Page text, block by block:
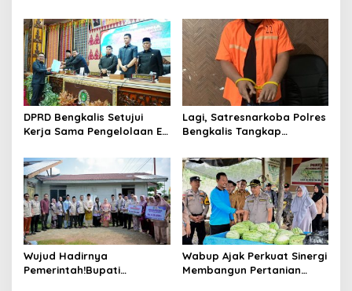
Semangat Membangun
Negeri Junjungan.
Pertanggungjawaban
Pelaksanaan APBD Tahun
Anggaran 2025
DPRD Bengkalis Setujui
Kerja Sama Pengelolaan E-
Sungai Selari.
Lagi, Satresnarkoba Polres
Bengkalis Tangkap
Air
Wujud Hadirnya
Pemerintah!Bupati
Wabup Ajak Perkuat Sinergi
Membangun Pertanian